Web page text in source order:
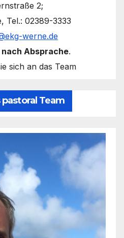
2;
Tel.: 02389-3333
werne.de
Absprache.
sich an das Team
Team